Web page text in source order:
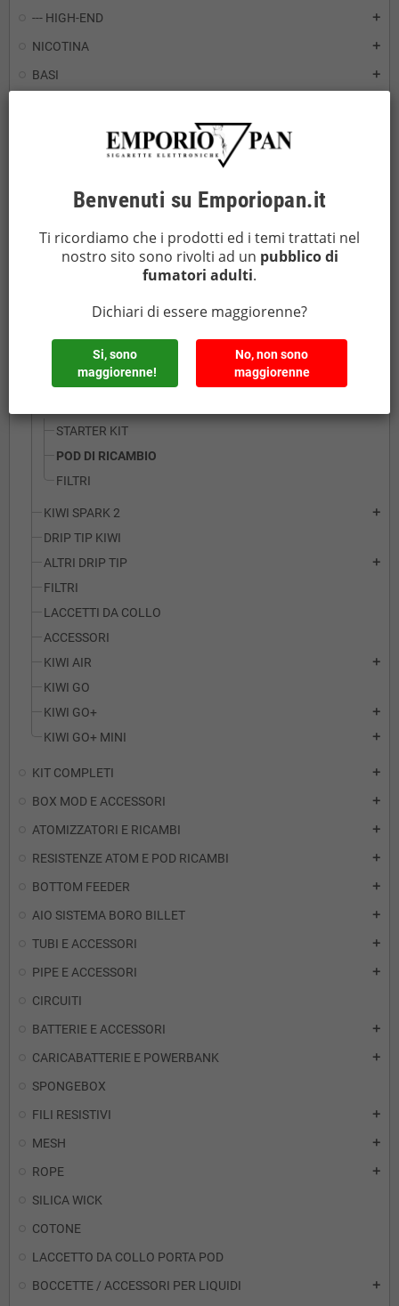
--- HIGH-END add
NICOTINA add
BASI add
AROMI E ADDITIVI
AROMI MINI SHOT
AROMI SHOT
PRODUTTORI HARDWARE
POD MONOUSO E CON CARTUCCIA INTERCAMBIABILE
KIWI 2
STARTER KIT
POD DI RICAMBIO
FILTRI
KIWI SPARK 2 add
DRIP TIP KIWI
ALTRI DRIP TIP
add
FILTRI
LACCETTI DA COLLO
ACCESSORI
KIWI AIR
add
KIWI GO
KIWI GO+
add
KIWI GO+ MINI add
KIT COMPLETI add
BOX MOD E ACCESSORI add
ATOMIZZATORI E RICAMBI add
RESISTENZE ATOM E POD RICAMBI add
BOTTOM FEEDER add
AIO SISTEMA BORO BILLET add
TUBI E ACCESSORI add
PIPE E ACCESSORI add
CIRCUITI
BATTERIE E ACCESSORI
add
CARICABATTERIE E POWERBANK add
SPONGEBOX
FILI RESISTIVI
add
MESH add
ROPE add
SILICA WICK
COTONE
LACCETTO DA COLLO PORTA POD
BOCCETTE / ACCESSORI PER LIQUIDI
add
Benvenuti su Emporiopan.it
Ti ricordiamo che i prodotti ed i temi trattati nel
nostro sito sono rivolti ad un pubblico di
fumatori adulti.
Dichiari di essere maggiorenne?
Si, sono
maggiorenne!
No, non sono
maggiorenne